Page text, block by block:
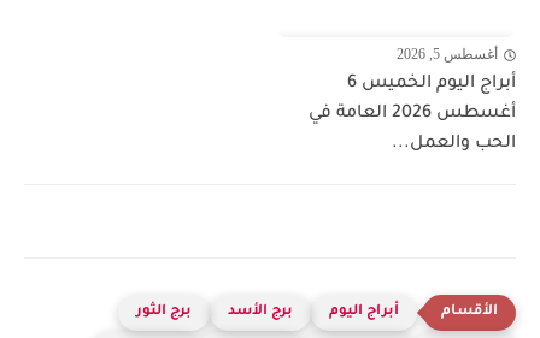
أغسطس 5, 2026
أبراج اليوم الخميس 6
أغسطس 2026 العامة في
الحب والعمل...
أبراج اليوم برج الأسد برج الثور